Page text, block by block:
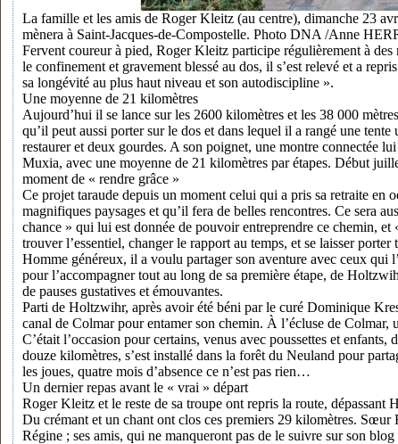
La famille et les amis de Roger Kleitz (au centre), dimanche 23
mènera à Saint-Jacques-de-Compostelle. Photo DNA /Anne
Fervent coureur à pied, Roger Kleitz participe régulièrement à
le confinement et gravement blessé au dos, il s’est relevé et a
sa longévité au plus haut niveau et son autodiscipline ».
Une moyenne de 21 kilomètres
Aujourd’hui il se lance sur les 2600 kilomètres et les 38 000
qu’il peut aussi porter sur le dos et dans lequel il a rangé une
restaurer et deux gourdes. A son poignet, une montre connectée
Muxia, avec une moyenne de 21 kilomètres par étapes. Début
moment de « rendre grâce »
Ce projet taraude depuis un moment celui qui a pris sa retraite
magnifiques paysages et qu’il fera de belles rencontres. Ce sera
chance » qui lui est donnée de pouvoir entreprendre ce chemin,
trouver l’essentiel, changer le rapport au temps, et se laisser
Homme généreux, il a voulu partager son aventure avec ceux
pour l’accompagner tout au long de sa première étape, de
de pauses gustatives et émouvantes.
Parti de Holtzwihr, après avoir été béni par le curé Dominique
canal de Colmar pour entamer son chemin. À l’écluse de
C’était l’occasion pour certains, venus avec poussettes et
douze kilomètres, s’est installé dans la forêt du Neuland pour
les joues, quatre mois d’absence ce n’est pas rien…
Un dernier repas avant le « vrai » départ
Roger Kleitz et le reste de sa troupe ont repris la route,
Du crémant et un chant ont clos ces premiers 29 kilomètres.
Régine ; ses amis, qui ne manqueront pas de le suivre sur son